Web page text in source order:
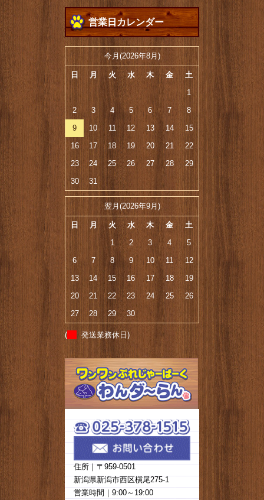
営業日カレンダー
今月(2026年8月)
日 月 火 水 木 金
土
1
2
3 4 5 6 7
8
9
10 11 12 13 14
15
16
17 18 19 20 21
22
23
24 25 26 27 28
29
30
31
翌月(2026年9月)
日 月 火 水 木 金
土
1
2 3 4
5
6
7 8 9 10 11
12
13
14 15 16 17 18
19
20
21 22 23 24 25
26
27
28 29 30
( 発送業務休日)
住所｜〒959-0501
新潟県新潟市西区槇尾275-1
営業時間｜9:00～19:00